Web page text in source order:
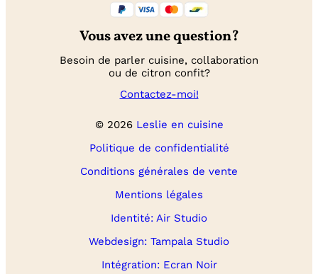
Vous avez une question?
Besoin de parler cuisine, collaboration
ou de citron confit?
Contactez-moi!
© 2026 Leslie en cuisine
Politique de confidentialité
Conditions générales de vente
Mentions légales
Identité: Air Studio
Webdesign: Tampala Studio
Intégration: Ecran Noir